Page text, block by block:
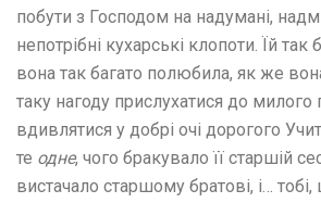
побути з Господом на надумані,
непотрібні кухарські клопоти. Їй
вона так багато полюбила, як же
таку нагоду прислухатися до милого
вдивлятися у добрі очі дорогого
те одне, чого бракувало її старшій
вистачало старшому братові, і…